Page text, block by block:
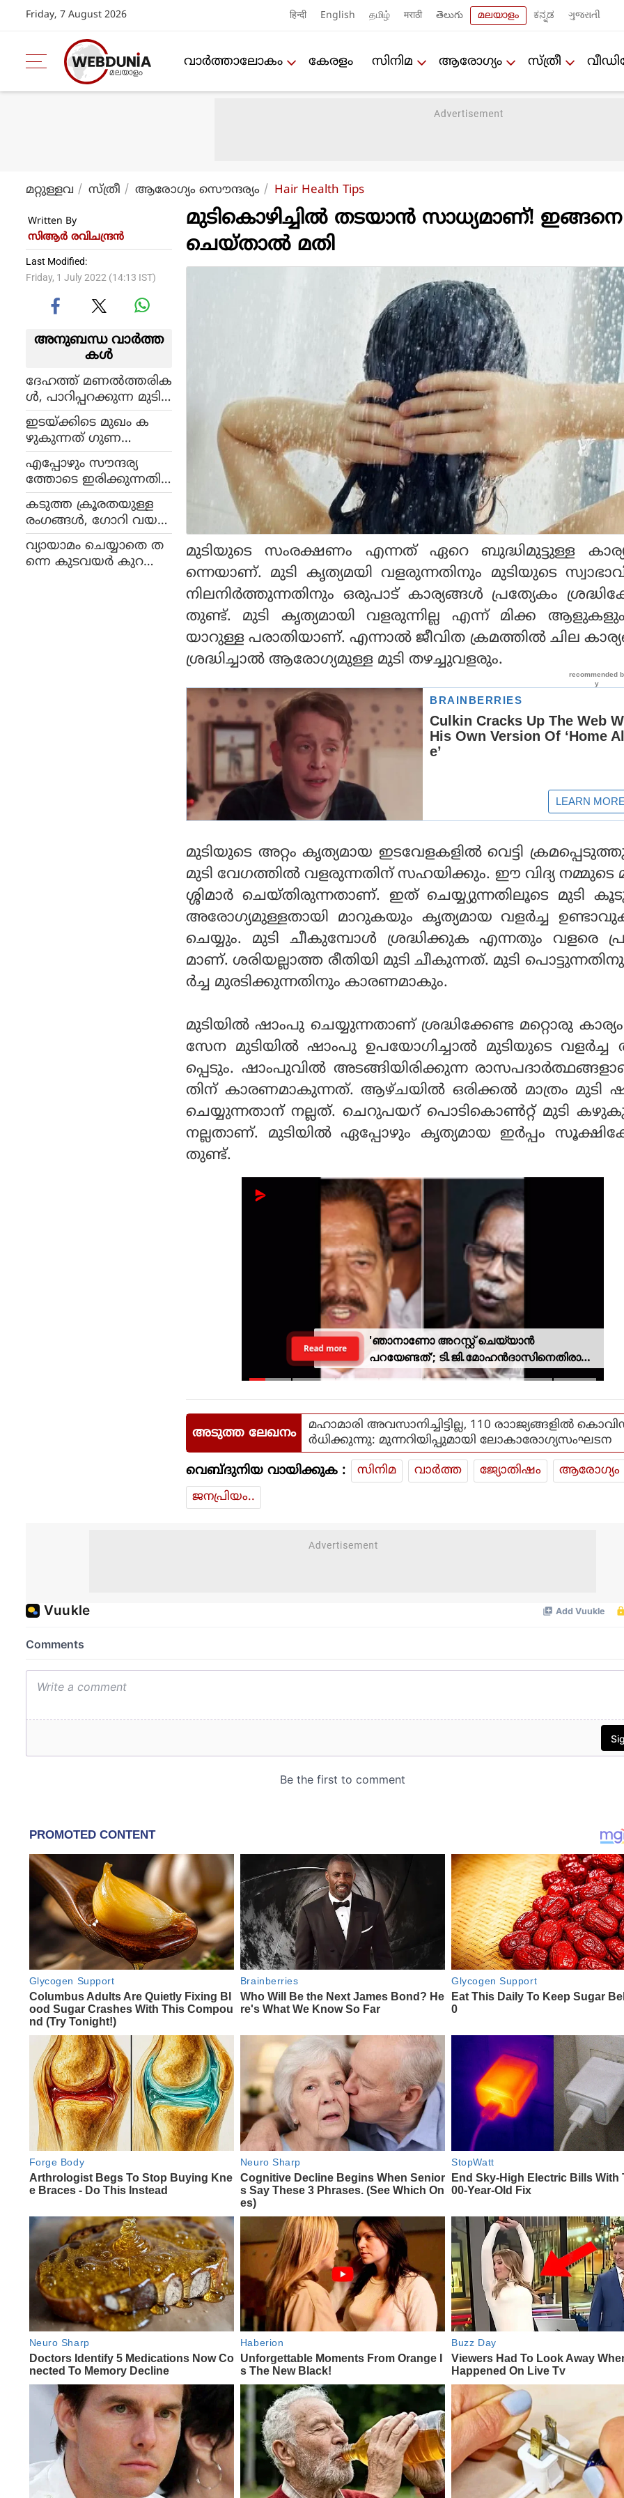
Friday, 7 August 2026 हिन्दी English தமிழ் मराठी తెలుగు മലയാളം ಕನ್ನಡ ગુજરાતી
വാര്‍ത്താലോകം കേരളം സിനിമ ആരോഗ്യം സ്ത്രീ
മറ്റുള്ളവ സ്ത്രീ ആരോഗ്യം സൌന്ദര്യം Hair Health Tips
Written By
സിആര്‍ രവിചന്ദ്രന്‍
Last Modified:
Friday, 1 July 2022 (14:13 IST)
അനുബന്ധ വാര്‍ത്ത
കള്‍
ദേഹത്ത് മണല്‍ത്തരിക
ള്‍, പാറിപ്പറക്കുന്ന മുടി;
കടല്‍തീരത്തുനിന്നുള്ള
ചൂടന്‍ ബിക്കിനി ചിത്രം
പങ്കുവെച്ച് റായ് ലക്ഷ്മി
ഇടയ്ക്കിടെ മുഖം ക
ഴുകുന്നത് ഗുണ
ത്തേക്കാളേറെ ദോഷം!
എപ്പോഴും സൗന്ദര്യ
ത്തോടെ ഇരിക്കുന്നതിന്
ഇക്കാര്യം ശ്രദ്ധിച്ചാല്‍ മ
തി
കടുത്ത ക്രൂരതയുള്ള
രംഗങ്ങൾ, ഗോറി വയല
ൻസ്: റോഷാർക്ക് അ
ടിമുടി വ്യത്യസ്തത നിറ
ഞ്ഞ മമ്മൂട്ടി ചിത്രം,
വ്യായാമം ചെയ്യാതെ ത
ന്നെ കുടവയര്‍ കുറ
മുടികൊഴിച്ചില്‍ തടയാന്‍ സാധ്യമാണ്! ഇങ്ങനെ
ചെയ്താല്‍ മതി
മുടിയുടെ സംരക്ഷണം എന്നത് ഏറെ ബുദ്ധിമുട്ടുള്ള
ന്നെയാണ്. മുടി കൃത്യമയി വളരുന്നതിനും മുടിയുടെ
നിലനിര്‍ത്തുന്നതിനും ഒരുപാട് കാര്യങ്ങള്‍ പ്രത്യേകം
തുണ്ട്. മുടി കൃത്യമായി വളരുന്നില്ല എന്ന് മിക്ക
യാറുള്ള പരാതിയാണ്. എന്നാല്‍ ജീവിത ക്രമത്തില്‍ ചില
ശ്രദ്ധിച്ചാല്‍ ആരോഗ്യമുള്ള മുടി തഴച്ചുവളരും.
മുടിയുടെ അറ്റം കൃത്യമായ ഇടവേളകളില്‍ വെട്ടി
മുടി വേഗത്തില്‍ വളരുന്നതിന് സഹയിക്കും. ഈ വിദ്യ നമ്മുടെ
ശ്ശിമാര്‍ ചെയ്തിരുന്നതാണ്. ഇത് ചെയ്യ്യുന്നതിലൂടെ മുടി
അരോഗ്യമുള്ളതായി മാറുകയും കൃത്യമായ വളര്‍ച്ച
ചെയ്യും. മുടി ചീകുമ്പോള്‍ ശ്രദ്ധിക്കുക എന്നതും വളരെ
മാണ്. ശരിയല്ലാത്ത രീതിയി മുടി ചീകുന്നത്. മുടി
ര്‍ച്ച മുരടിക്കുന്നതിനും കാരണമാകും.
മുടിയില്‍ ഷാംപു ചെയ്യുന്നതാണ് ശ്രദ്ധിക്കേണ്ട മറ്റൊരു
സേന മുടിയില്‍ ഷാംപു ഉപയോഗിച്ചാല്‍ മുടിയുടെ വളര്‍ച്ച
പ്പെടും. ഷാംപുവില്‍ അടങ്ങിയിരിക്കുന്ന
തിന് കാരണമാകുന്നത്. ആഴ്ചയില്‍ ഒരിക്കല്‍ മാത്രം മുടി
ചെയ്യുന്നതാന് നല്ലത്. ചെറുപയറ് പൊടികൊണ്‍റ്റ് മുടി
നല്ലതാണ്. മുടിയില്‍ ഏപ്പോഴും കൃത്യമായ ഇര്‍പ്പം
തുണ്ട്.
'ഞാനാണോ അറസ്റ്റ് ചെയ്യാൻ
പറയേണ്ടത്'; ടി.ജി.മോഹൻദാസിനെതിരായ
നടപടിയിൽ ആഭ്യന്തര മന്ത്രി
Read more
അടുത്ത ലേഖനം
മഹാമാരി അവസാനിച്ചിട്ടില്ല, 110 രാാജ്യങ്ങളിൽ
ർധിക്കുന്നു: മുന്നറിയിപ്പുമായി ലോകാരോഗ്യസംഘടന
വെബ്ദുനിയ വായിക്കുക : സിനിമ വാര്‍ത്ത ജ്യോതിഷം
ആരോഗ്യം
ജനപ്രിയം..